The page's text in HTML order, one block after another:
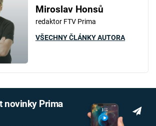
Miroslav Honsů
redaktor FTV Prima
VŠECHNY ČLÁNKY AUTORA
novinky Prima